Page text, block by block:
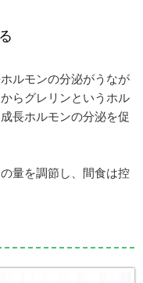
ルモンの分泌がうなが
らグレリンというホル
長ホルモンの分泌を促
量を調節し、間食は控